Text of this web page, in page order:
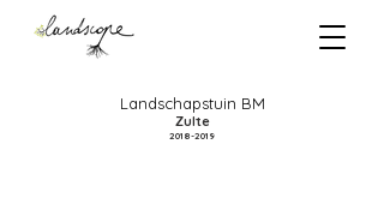
Landschapstuin BM
Zulte
2018-2019